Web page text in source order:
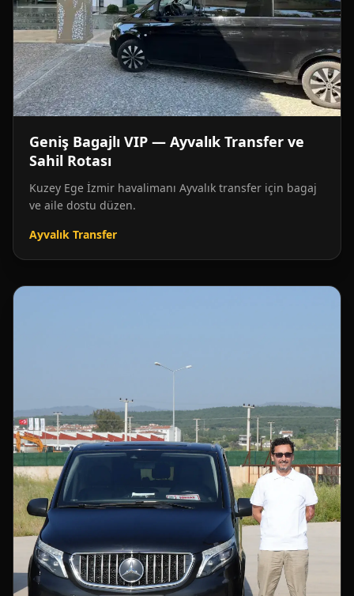
Geniş Bagajlı VIP — Ayvalık Transfer ve
Sahil Rotası
Kuzey Ege İzmir havalimanı Ayvalık transfer için bagaj
ve aile dostu düzen.
Ayvalık Transfer